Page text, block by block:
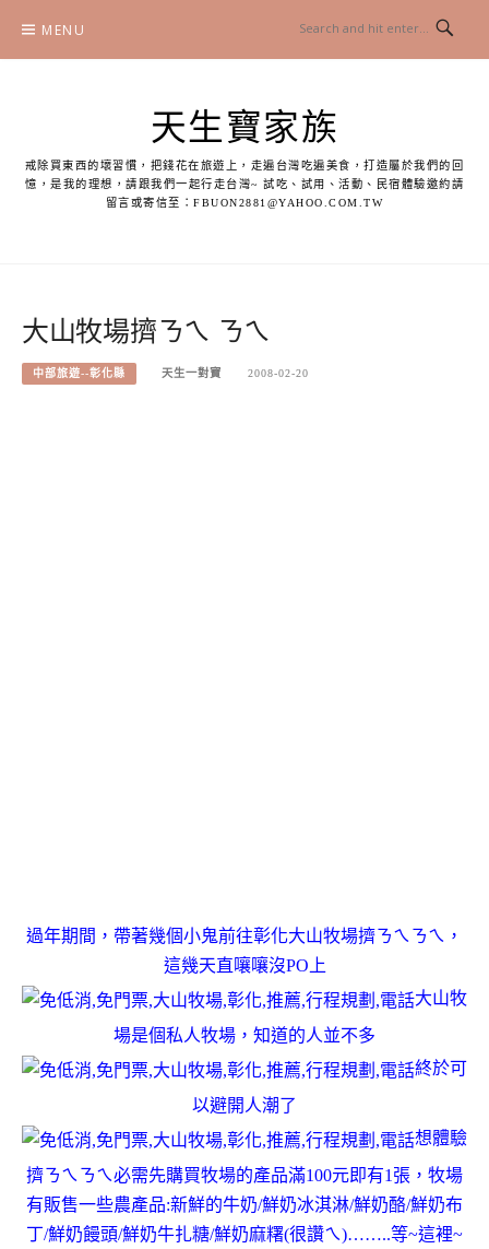
content
MENU
天生寶家族
戒除買東西的壞習慣，把錢花在旅遊上，走遍台灣吃遍美食，打造屬於我們的回
憶，是我的理想，請跟我們一起行走台灣~ 試吃、試用、活動、民宿體驗邀約請
留言或寄信至：FBUON2881@YAHOO.COM.TW
大山牧場擠ㄋㄟ ㄋㄟ
中部旅遊--彰化縣 天生一對寶 2008-02-20
過年期間，帶著幾個小鬼前往彰化大山牧場擠ㄋㄟㄋㄟ，
這幾天直嚷嚷沒PO上
大山牧
場是個私人牧場，知道的人並不多
終於可
以避開人潮了
想體驗
擠ㄋㄟㄋㄟ必需先購買牧場的產品滿100元即有1張，牧場
有販售一些農產品:新鮮的牛奶/鮮奶冰淇淋/鮮奶酪/鮮奶布
丁/鮮奶饅頭/鮮奶牛扎糖/鮮奶麻糬(很讚ㄟ)……..等~這裡~